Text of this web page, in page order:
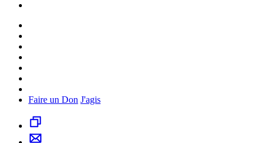
Faire un Don J'agis